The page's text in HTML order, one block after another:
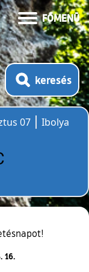
FŐMENÜ
keresés
07
Ibolya
16.